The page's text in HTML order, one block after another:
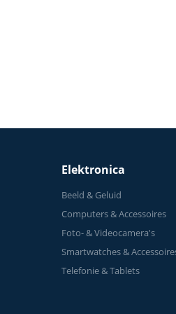
Elektronica
Beeld & Geluid
Computers & Accessoires
Foto- & Videocamera's
Smartwatches &
Telefonie & Tablets